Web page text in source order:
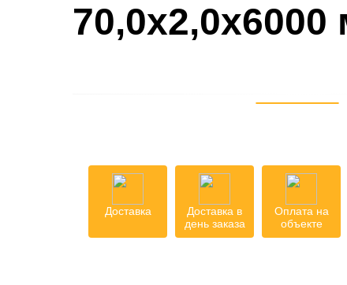
Доставка
Доставка в
день заказа
Оплата на
объекте